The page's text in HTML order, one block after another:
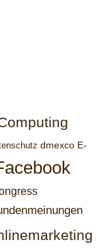
dmexco E-